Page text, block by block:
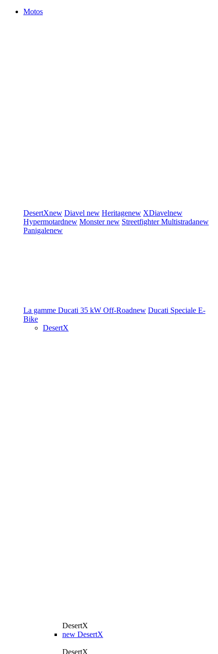
Motos
DesertXnew Diavel new Heritagenew XDiavelnew
Hypermotardnew Monsternew StreetfighterMultistradanew
Panigalenew
La gamme Ducati 35 kW Off-Roadnew Ducati Speciale E-
Bike
DesertX
DesertX
new DesertX
DesertX